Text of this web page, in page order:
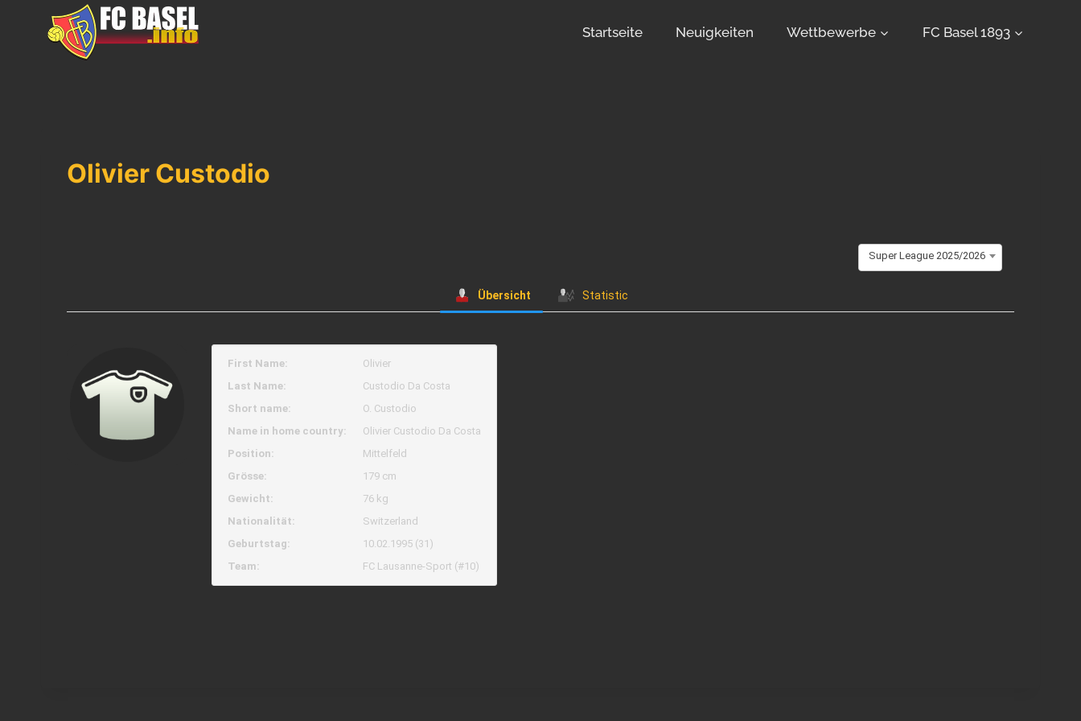
Startseite Neuigkeiten Wettbewerbe FC Basel 1893
Olivier Custodio
Super League 2025/2026
Übersicht Statistic
First Name:
Olivier
Last Name:
Custodio Da Costa
Short name:
O. Custodio
Name in home country:
Olivier Custodio Da Costa
Position:
Mittelfeld
Grösse:
179 cm
Gewicht:
76 kg
Nationalität:
Switzerland
Geburtstag:
10.02.1995 (31)
Team:
FC Lausanne-Sport (#10)